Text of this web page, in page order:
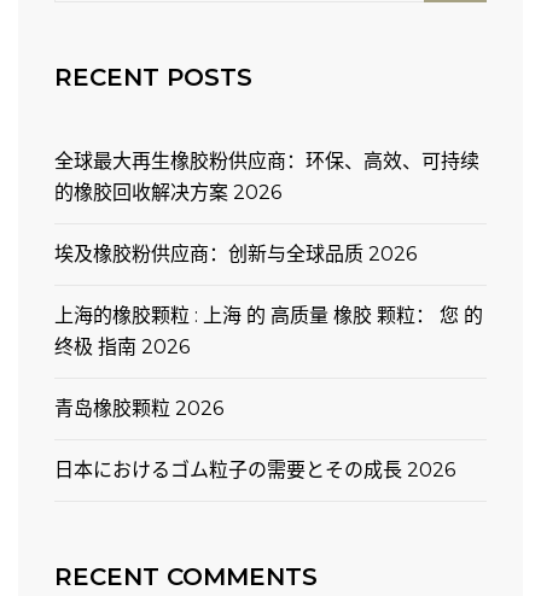
RECENT POSTS
全球最大再生橡胶粉供应商：环保、高效、可持续
的橡胶回收解决方案 2026
埃及橡胶粉供应商：创新与全球品质 2026
上海的橡胶颗粒 : 上海 的 高质量 橡胶 颗粒： 您 的
终极 指南 2026
青岛橡胶颗粒 2026
日本におけるゴム粒子の需要とその成長 2026
RECENT COMMENTS